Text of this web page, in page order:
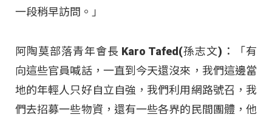
一段稍早訪問。」
阿陶莫部落青年會長 Karo Tafed(孫志文)：「有
向這些官員喊話，一直到今天還沒來，我們這邊當
地的年輕人只好自立自強，我們利用網路號召，我
們去招募一些物資，還有一些各界的民間團體，他